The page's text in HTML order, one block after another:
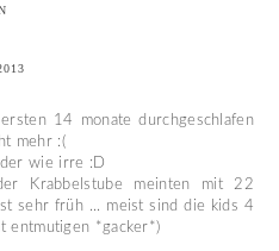
14 monate durchgeschlafen
mehr :(
wie irre :D
Krabbelstube meinten mit 22
sehr früh ... meist sind die kids 4
entmutigen *gacker*)